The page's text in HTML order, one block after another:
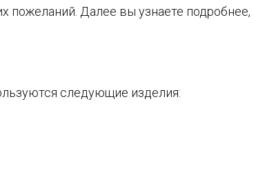
пожеланий. Далее вы узнаете подробнее,
следующие изделия: